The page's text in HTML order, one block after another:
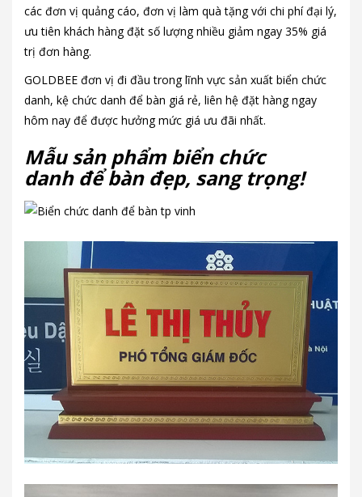
các đơn vị quảng cáo, đơn vị làm quà tặng với chi phí đại lý,
ưu tiên khách hàng đặt số lượng nhiều giảm ngay 35% giá
trị đơn hàng.
GOLDBEE đơn vị đi đầu trong lĩnh vực sản xuất biển chức
danh, kệ chức danh để bàn giá rẻ, liên hệ đặt hàng ngay
hôm nay để được hưởng mức giá ưu đãi nhất.
Mẫu sản phẩm biển chức
danh để bàn đẹp, sang trọng!